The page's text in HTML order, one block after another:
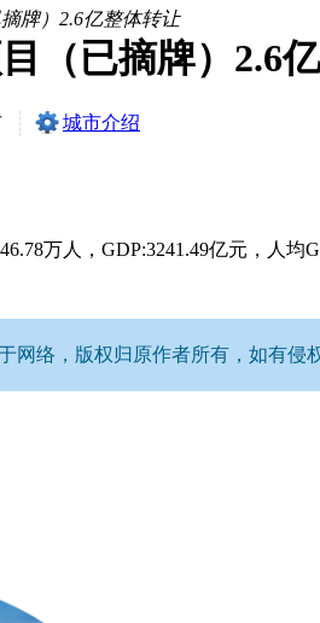
牌）2.6亿整体转让
（已摘牌）2.6
城市介绍
万人，GDP:3241.49亿元，人均
网络，版权归原作者所有，如有侵